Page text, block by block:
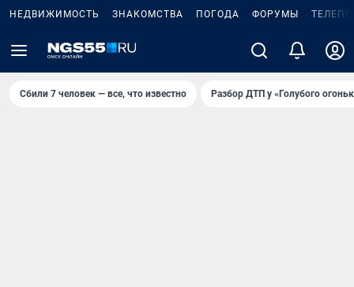
НЕДВИЖИМОСТЬ ЗНАКОМСТВА ПОГОДА ФОРУМЫ
Сбили 7 человек — все, что известно Разбор ДТП у «Голубого